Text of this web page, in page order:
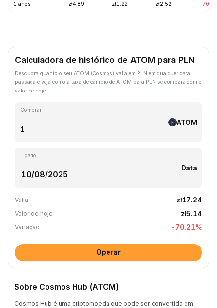
1 anos zł4.89 zł1.22 zł2.52 -
Calculadora de histórico de ATOM para PLN
Descubra quanto o seu ATOM (Cosmos) valia em PLN em qualquer data
passada e veja como a taxa de câmbio de ATOM para PLN se compara com o
valor de hoje.
Comprar
ATOM
Ligado
Data
Valia zł17.24
Valor de hoje zł5.14
Variação -70.21%
Operar
Sobre Cosmos Hub (ATOM)
Cosmos Hub é uma criptomoeda que pode ser convertida em